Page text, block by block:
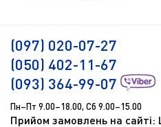
(097) 020-07-27
(050) 402-11-67
(093) 364-99-07
Пн–Пт 9.00–18.00, Сб 9.00–15.00
Прийом замовлень на сайті: